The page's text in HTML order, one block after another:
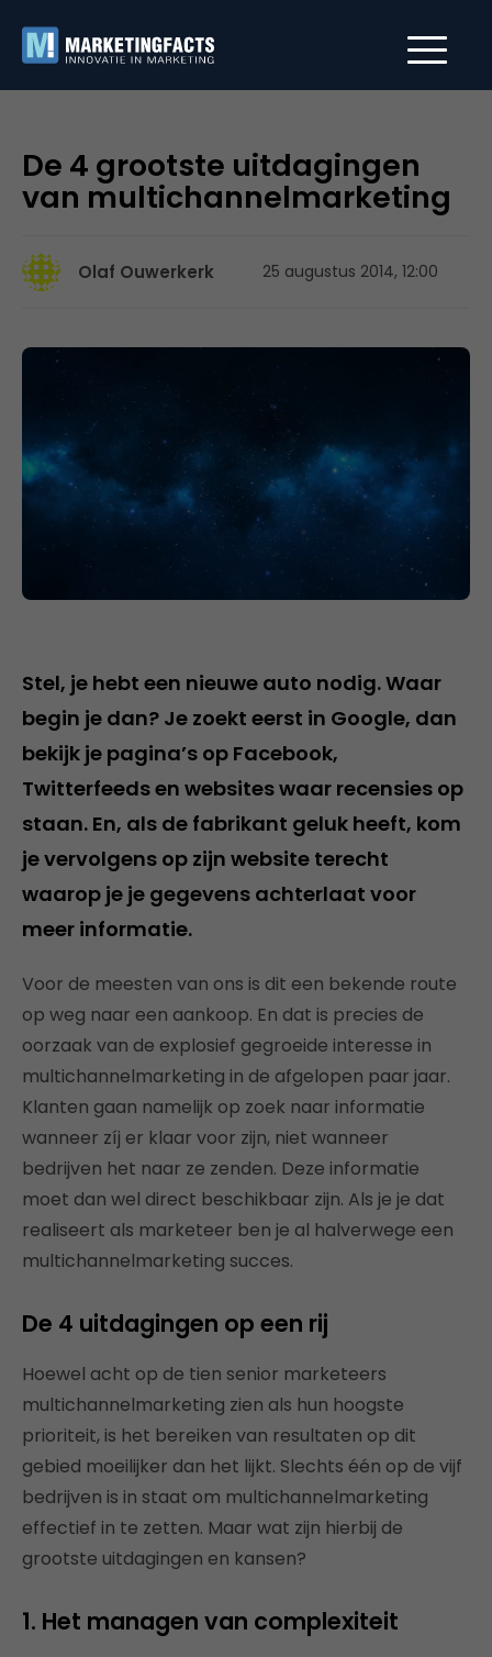
De 4 grootste uitdagingen
van multichannelmarketing
Olaf Ouwerkerk 25 augustus 2014, 12:00
Stel, je hebt een nieuwe auto nodig. Waar
begin je dan? Je zoekt eerst in Google, dan
bekijk je pagina’s op Facebook,
Twitterfeeds en websites waar recensies op
staan. En, als de fabrikant geluk heeft, kom
je vervolgens op zijn website terecht
waarop je je gegevens achterlaat voor
meer informatie.
Voor de meesten van ons is dit een bekende route
op weg naar een aankoop. En dat is precies de
oorzaak van de explosief gegroeide interesse in
multichannelmarketing in de afgelopen paar jaar.
Klanten gaan namelijk op zoek naar informatie
wanneer zíj er klaar voor zijn, niet wanneer
bedrijven het naar ze zenden. Deze informatie
moet dan wel direct beschikbaar zijn. Als je je dat
realiseert als marketeer ben je al halverwege een
multichannelmarketing succes.
De 4 uitdagingen op een rij
Hoewel acht op de tien senior marketeers
multichannelmarketing zien als hun hoogste
prioriteit, is het bereiken van resultaten op dit
gebied moeilijker dan het lijkt. Slechts één op de vijf
bedrijven is in staat om multichannelmarketing
effectief in te zetten. Maar wat zijn hierbij de
grootste uitdagingen en kansen?
1. Het managen van complexiteit